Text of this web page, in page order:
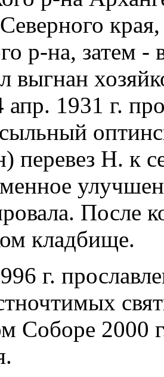
р-на, затем -
выгнан
апр. 1931 г.
перевез Н. к
После
кладбище.
г.
Соборе 2000